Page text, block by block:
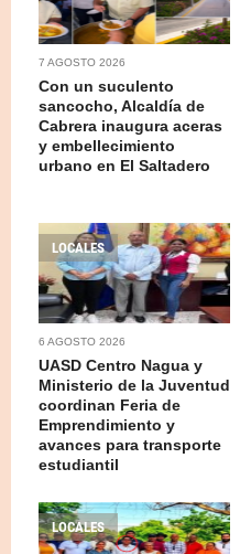
7 AGOSTO 2026
Con un suculento
sancocho, Alcaldía de
Cabrera inaugura aceras
y embellecimiento
urbano en El Saltadero
LOCALES
6 AGOSTO 2026
UASD Centro Nagua y
Ministerio de la Juventud
coordinan Feria de
Emprendimiento y
avances para transporte
estudiantil
LOCALES